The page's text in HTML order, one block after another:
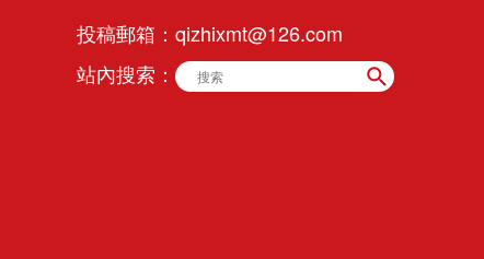
投稿郵箱： qizhixmt@126.com
站內搜索：